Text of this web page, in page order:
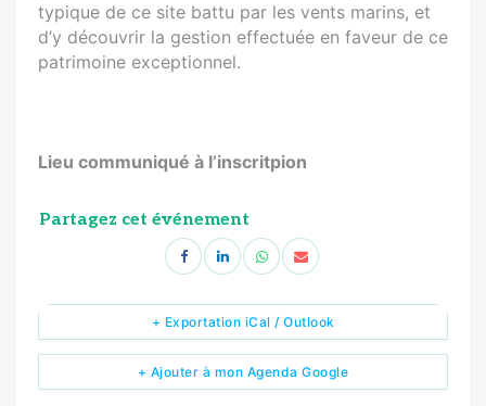
typique de ce site battu par les vents marins, et
d’y découvrir la gestion effectuée en faveur de ce
patrimoine exceptionnel.
Lieu communiqué à l’inscritpion
Partagez cet événement
+ Ajouter à mon Agenda Google
+ Exportation iCal / Outlook